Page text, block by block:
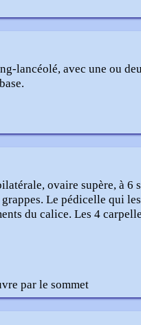
lancéolé, avec une ou
ovaire supère, à 6
grappes. Le pédicelle qui
du calice. Les 4
par le sommet